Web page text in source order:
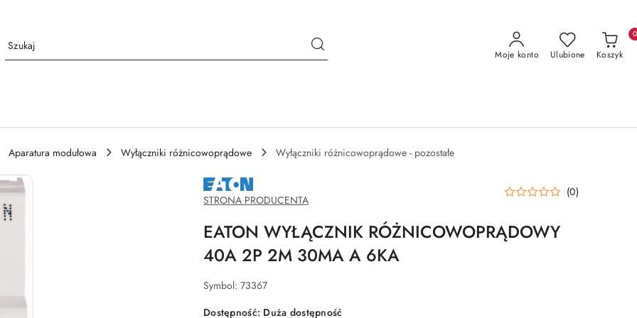
Moje konto Ulubione Koszyk
0
Aparatura modułowa Wyłączniki różnicowoprądowe
Wyłączniki różnicowoprądowe - pozostałe
NAZWA
PRODUCENTA:
EATON
STRONA PRODUCENTA
(0)
EATON WYŁĄCZNIK RÓŻNICOWOPRĄDOWY
40A 2P 2M 30MA A 6KA
Symbol: 73367
Dostępność: Duża dostępność